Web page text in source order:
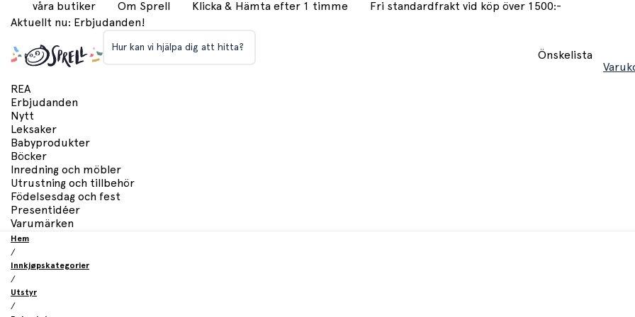
våra butiker Om Sprell Klicka & Hämta efter 1 timme
Fri standardfrakt vid köp över 1500:-
Aktuellt nu: Erbjudanden!
Hur kan vi hjälpa dig att hitta?
Önskelista
REA
Erbjudanden
Nytt
Leksaker
Babyprodukter
Böcker
Inredning och möbler
Utrustning och tillbehör
Födelsesdag och fest
Presentidéer
Varumärken
Hem
/
Innkjøpskategorier
/
Utstyr
/